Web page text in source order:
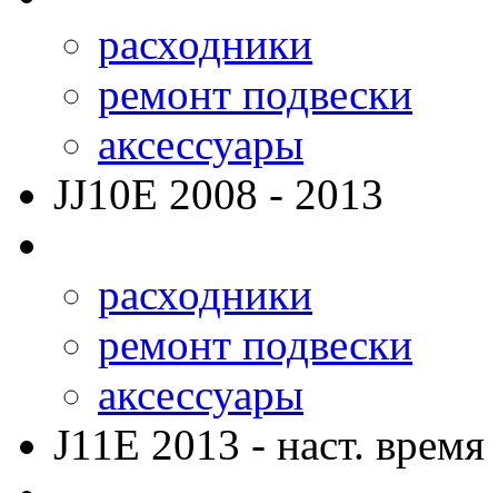
расходники
ремонт подвески
аксессуары
JJ10E 2008 - 2013
расходники
ремонт подвески
аксессуары
J11E 2013 - наст. время